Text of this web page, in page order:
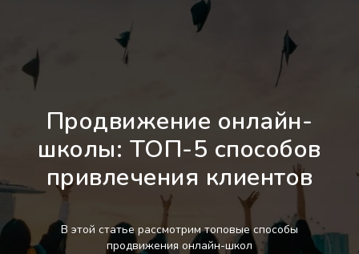
Продвижение онлайн-
школы: ТОП-5 способов
привлечения клиентов
В этой статье рассмотрим топовые способы
продвижения онлайн-школ